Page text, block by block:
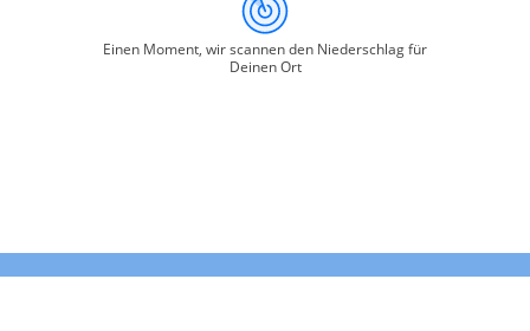
Einen Moment, wir scannen den Niederschlag für
Deinen Ort